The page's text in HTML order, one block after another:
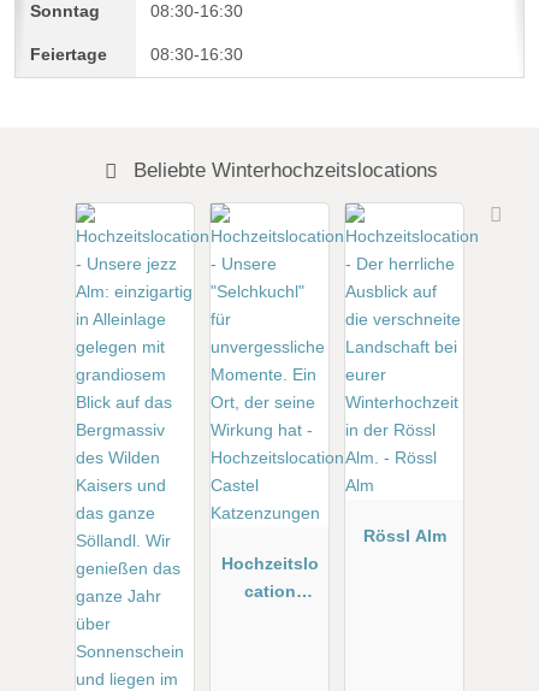
08:30-16:30
08:30-16:30
Beliebte Winterhochzeitslocations
Hochzeitslo
cation
Rössl Alm